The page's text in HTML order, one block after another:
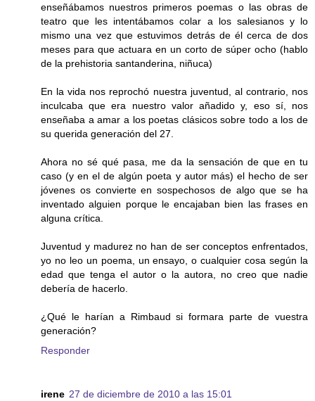
enseñábamos nuestros primeros poemas o las obras de
teatro que les intentábamos colar a los salesianos y lo
mismo una vez que estuvimos detrás de él cerca de dos
meses para que actuara en un corto de súper ocho (hablo
de la prehistoria santanderina, niñuca)
En la vida nos reprochó nuestra juventud, al contrario, nos
inculcaba que era nuestro valor añadido y, eso sí, nos
enseñaba a amar a los poetas clásicos sobre todo a los de
su querida generación del 27.
Ahora no sé qué pasa, me da la sensación de que en tu
caso (y en el de algún poeta y autor más) el hecho de ser
jóvenes os convierte en sospechosos de algo que se ha
inventado alguien porque le encajaban bien las frases en
alguna crítica.
Juventud y madurez no han de ser conceptos enfrentados,
yo no leo un poema, un ensayo, o cualquier cosa según la
edad que tenga el autor o la autora, no creo que nadie
debería de hacerlo.
¿Qué le harían a Rimbaud si formara parte de vuestra
generación?
Responder
irene 27 de diciembre de 2010 a las 15:01